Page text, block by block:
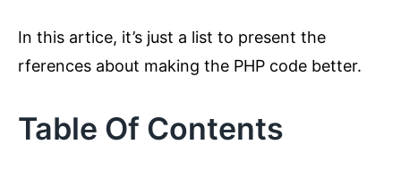
In this artice, it’s just a list to present the
rferences about making the PHP code better.
Table Of Contents